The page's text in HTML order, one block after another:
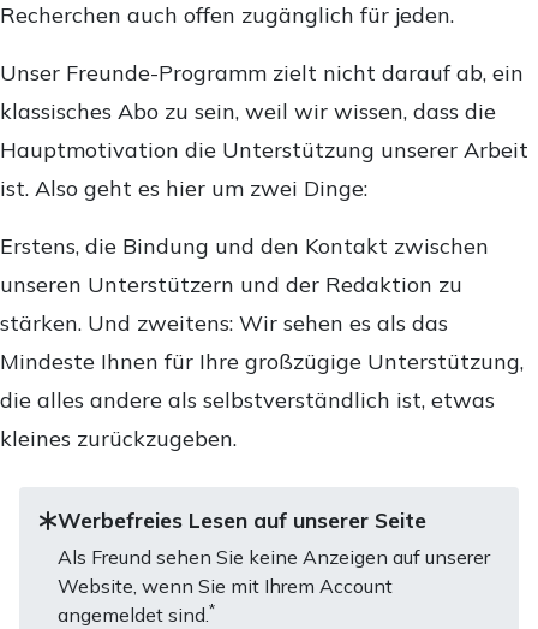
Recherchen auch offen zugänglich für jeden.
Unser Freunde-Programm zielt nicht darauf ab, ein
klassisches Abo zu sein, weil wir wissen, dass die
Hauptmotivation die Unterstützung unserer Arbeit
ist. Also geht es hier um zwei Dinge:
Erstens, die Bindung und den Kontakt zwischen
unseren Unterstützern und der Redaktion zu
stärken. Und zweitens: Wir sehen es als das
Mindeste Ihnen für Ihre großzügige Unterstützung,
die alles andere als selbstverständlich ist, etwas
kleines zurückzugeben.
Werbefreies Lesen auf unserer Seite
Als Freund sehen Sie keine Anzeigen auf unserer
Website, wenn Sie mit Ihrem Account
angemeldet sind.*